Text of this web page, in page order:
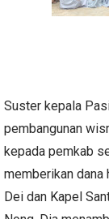
Suster kepala
pembangunan
kepada pemkab
memberikan dana
Dei dan Kapel